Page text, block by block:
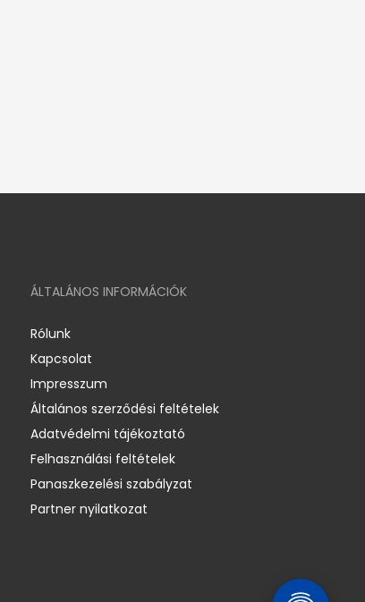
ÁLTALÁNOS INFORMÁCIÓK
Rólunk
Kapcsolat
Impresszum
Általános szerződési feltételek
Adatvédelmi tájékoztató
Felhasználási feltételek
Panaszkezelési szabályzat
Partner nyilatkozat